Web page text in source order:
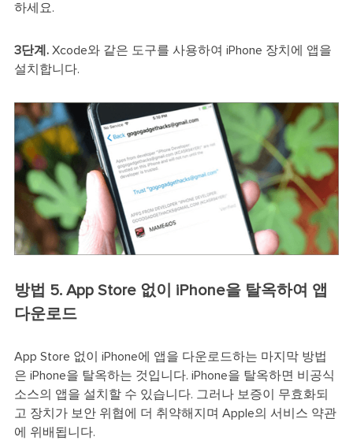
하세요.
3단계.Xcode와 같은 도구를 사용하여 iPhone 장치에 앱을
설치합니다.
방법 5. App Store 없이 iPhone을 탈옥하여 앱
다운로드
App Store 없이 iPhone에 앱을 다운로드하는 마지막 방법
은 iPhone을 탈옥하는 것입니다. iPhone을 탈옥하면 비공식
소스의 앱을 설치할 수 있습니다. 그러나 보증이 무효화되
고 장치가 보안 위협에 더 취약해지며 Apple의 서비스 약관
에 위배됩니다.